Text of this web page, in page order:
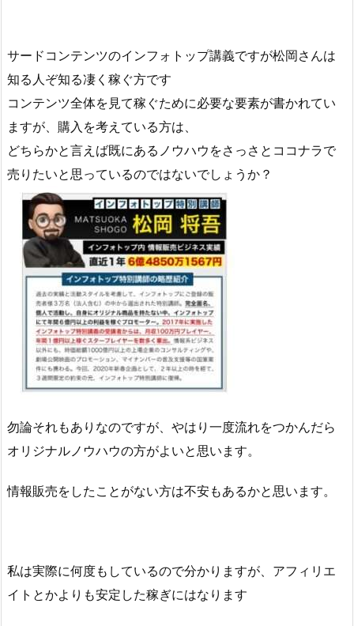
サードコンテンツのインフォトップ講義ですが松岡さんは
知る人ぞ知る凄く稼ぐ方です
コンテンツ全体を見て稼ぐために必要な要素が書かれてい
ますが、購入を考えている方は、
どちらかと言えば既にあるノウハウをさっさとココナラで
売りたいと思っているのではないでしょうか？
勿論それもありなのですが、やはり一度流れをつかんだら
オリジナルノウハウの方がよいと思います。
情報販売をしたことがない方は不安もあるかと思います。
私は実際に何度もしているので分かりますが、アフィリエ
イトとかよりも安定した稼ぎにはなります